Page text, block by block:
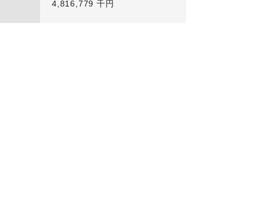
4,816,779 千円